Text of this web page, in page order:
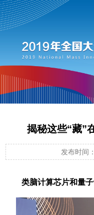
揭秘这些“藏”
发布时间
类脑计算芯片和量